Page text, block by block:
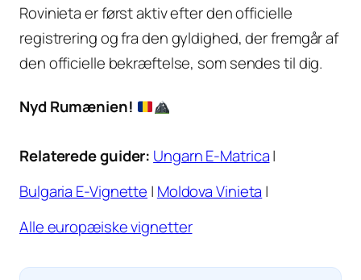
Rovinieta er først aktiv efter den officielle
registrering og fra den gyldighed, der fremgår af
den officielle bekræftelse, som sendes til dig.
Nyd Rumænien!
Relaterede guider: Ungarn E-Matrica|
Bulgaria E-Vignette | Moldova Vinieta |
Alle europæiske vignetter